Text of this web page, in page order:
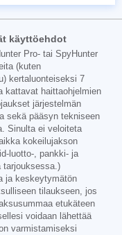
käyttöehdot
Pro- tai SpyHunter
(kuten
kertaluonteiseksi 7
kattavat haittaohjelmien
järjestelmän
sekä pääsyn tekniseen
Sinulta ei veloiteta
kokeilujakson
luotto-, pankki- ja
tarjouksessa.)
ja keskeytymätön
tilaukseen, jos
etukäteen
voidaan lähettää
varmistamiseksi